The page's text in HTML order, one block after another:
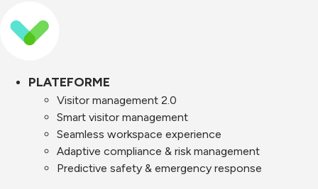
PLATEFORME
Visitor management 2.0
Smart visitor management
Seamless workspace experience
Adaptive compliance & risk management
Predictive safety & emergency response